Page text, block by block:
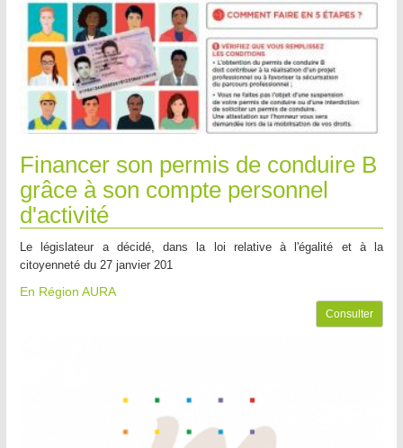
Financer son permis de conduire B
grâce à son compte personnel
d'activité
Le législateur a décidé, dans la loi relative à l'égalité et à la
citoyenneté du 27 janvier 201
En Région AURA
Consulter